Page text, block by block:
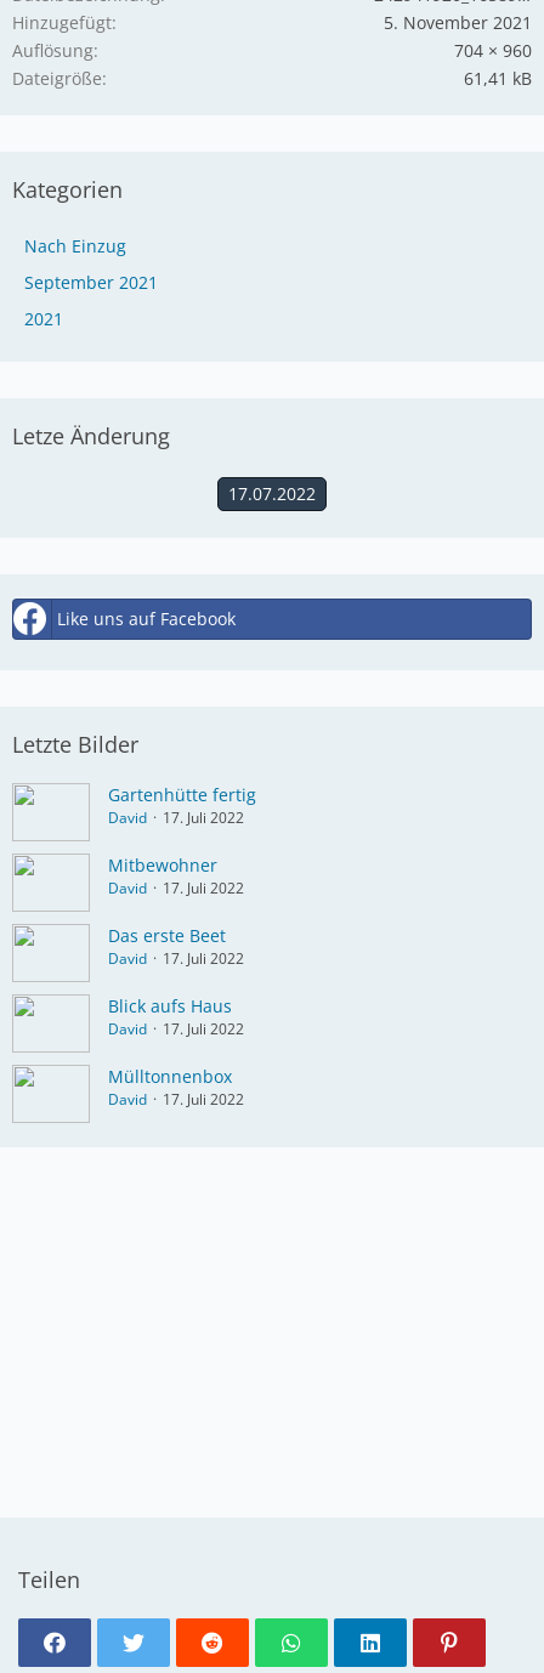
Hinzugefügt
5. November 2021
Auflösung
704 × 960
Dateigröße
61,41 kB
Kategorien
Nach Einzug
September 2021
2021
Letze Änderung
17.07.2022
Like uns auf Facebook
Letzte Bilder
Gartenhütte fertig
David 17. Juli 2022
Mitbewohner
David 17. Juli 2022
Das erste Beet
David 17. Juli 2022
Blick aufs Haus
David 17. Juli 2022
Mülltonnenbox
David 17. Juli 2022
Teilen